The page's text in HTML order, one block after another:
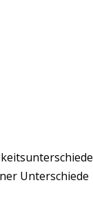
Unterschiede